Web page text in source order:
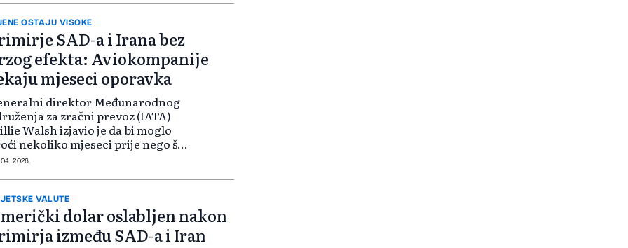
predsjednika Donalda
OSTAJU VISOKE
SAD-a i Irana bez
efekta: Aviokompanije
mjeseci oporavka
direktor Međunarodnog
za zračni prevoz (IATA)
Walsh izjavio je da bi moglo
nekoliko mjeseci prije nego što
stabilizuje snabdijevanje
otvori Hormuški moreuz,
p...
2026.
VALUTE
dolar oslabljen nakon
između SAD-a i Iran